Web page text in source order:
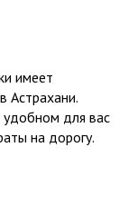
имеет
Астрахани.
удобном для вас
на дорогу.